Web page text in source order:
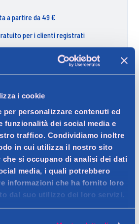
i cookie
per personalizzare contenuti ed
funzionalità dei social media e
traffico. Condividiamo inoltre
in cui utilizza il nostro sito
si occupano di analisi dei dati
media, i quali potrebbero
informazioni che ha fornito loro
dal suo utilizzo dei loro servizi.
a partire da 49 €
per i clienti registrati
floreale delicata e fresca,
che lascia la pelle morbida e
Doccia "Flower Dream" da 200 ml è un